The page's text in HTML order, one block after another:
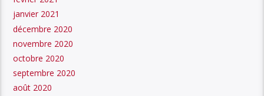
janvier 2021
décembre 2020
novembre 2020
octobre 2020
septembre 2020
août 2020